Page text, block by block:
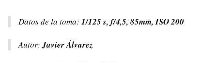
Datos de la toma: 1/125 s, f/4,5, 85mm, ISO 200
Autor:Javier Álvarez